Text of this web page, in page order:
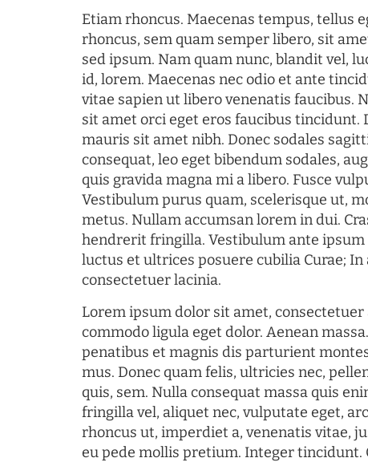
Etiam rhoncus. Maecenas tempus, tellus
rhoncus, sem quam semper libero, sit
sed ipsum. Nam quam nunc, blandit vel,
id, lorem. Maecenas nec odio et ante
vitae sapien ut libero venenatis faucibus.
sit amet orci eget eros faucibus tincidunt.
mauris sit amet nibh. Donec sodales
consequat, leo eget bibendum sodales,
quis gravida magna mi a libero. Fusce
Vestibulum purus quam, scelerisque ut,
metus. Nullam accumsan lorem in dui.
hendrerit fringilla. Vestibulum ante
luctus et ultrices posuere cubilia Curae; In
consectetuer lacinia.
Lorem ipsum dolor sit amet,
commodo ligula eget dolor. Aenean
penatibus et magnis dis parturient
mus. Donec quam felis, ultricies nec,
quis, sem. Nulla consequat massa quis
fringilla vel, aliquet nec, vulputate eget,
rhoncus ut, imperdiet a, venenatis vitae,
eu pede mollis pretium. Integer tincidunt.